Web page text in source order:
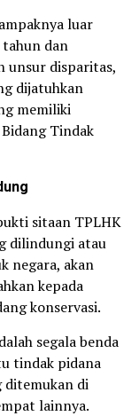
luar
dan
unsur disparitas,
dijatuhkan
memiliki
Tindak
sitaan TPLHK
dilindungi atau
negara, akan
kepada
konservasi.
segala benda
tindak pidana
ditemukan di
lainnya.